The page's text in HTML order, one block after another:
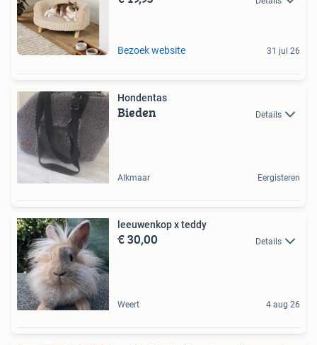
Bezoek website 31 jul 26
Hondentas
Bieden Details
Alkmaar Eergisteren
leeuwenkop x teddy
€ 30,00 Details
Weert 4 aug 26